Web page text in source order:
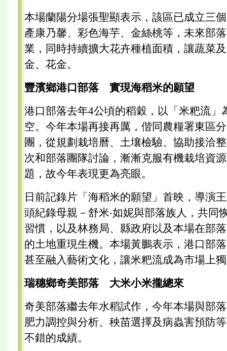
本場蘭陽分場張聖顯表示，該區已成立三
產康乃馨、彩色海芋、金絲桃等，未來部
業，同時持續擴大花卉種植面積，讓蔬菜
金、花金。
豐濱鄉港口部落 實現海稻米的願望
港口部落去年4公頃的稻穀，以「米粑流」
空。今年本場再接再厲，偕同農糧署東區
團，從規劃栽培曆、土壤檢驗、協助接洽
次和部落團隊討論，漸漸克服有機栽培資
題，故今年表現更為亮眼。
日前記錄片「海稻米的願望」首映，導演
頭紀錄母親－舒米‧如妮與部落族人，共同
習慣，以及林務局、縣政府以及本場在部
的土地重現生機。本場黃鵬表示，港口部
甚至融入藝術文化，讓米粑流成為市場上
瑞穗鄉奇美部落 大米小米攏總來
奇美部落繼去年水稻試作，今年本場與部
肥力調控與分析、秧苗選擇及病蟲害預防
不錯的成績。